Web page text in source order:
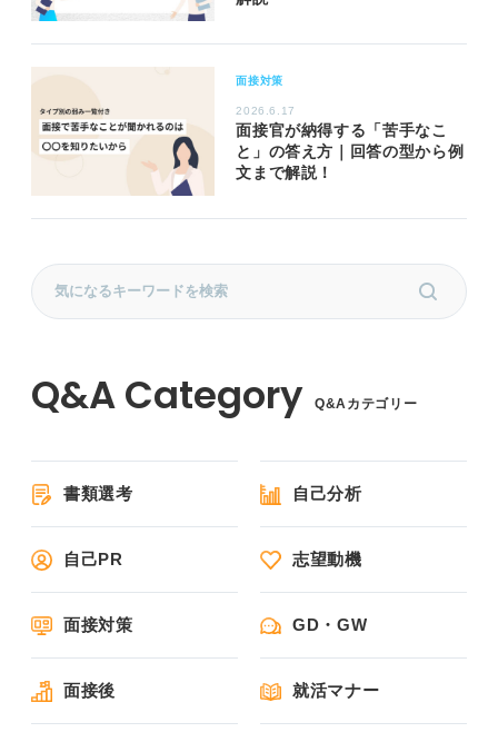
面接対策
2026.6.17
面接官が納得する「苦手なこ
と」の答え方｜回答の型から例
文まで解説！
Q&Aカテゴリー
書類選考 自己分析
自己PR 志望動機
面接対策 GD・GW
面接後 就活マナー